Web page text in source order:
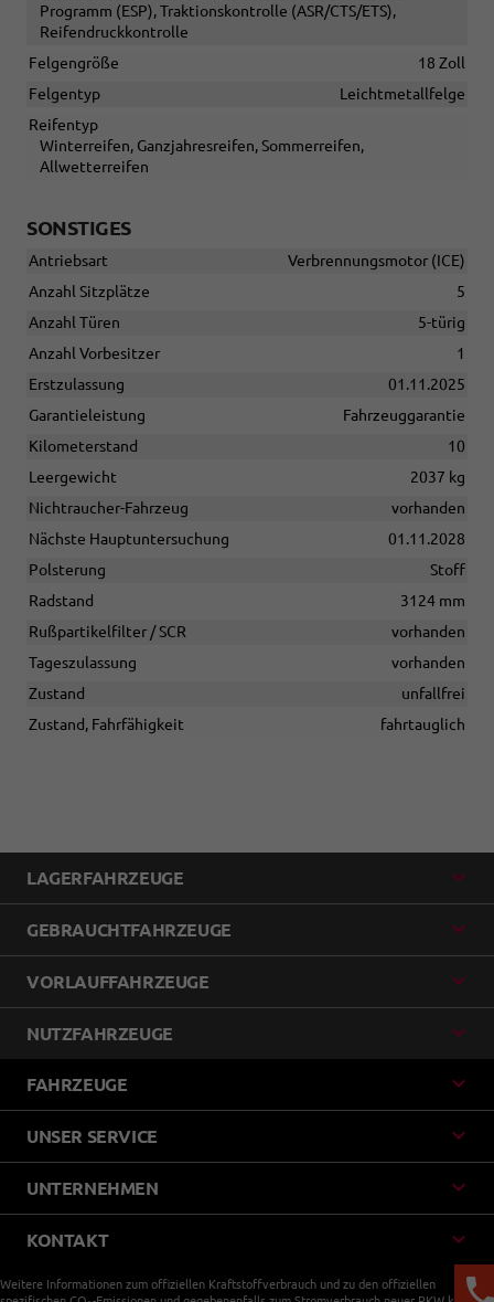
Programm (ESP), Traktionskontrolle (ASR/CTS/ETS),
Reifendruckkontrolle
Felgengröße
18 Zoll
Felgentyp
Leichtmetallfelge
Reifentyp
Winterreifen, Ganzjahresreifen, Sommerreifen,
Allwetterreifen
SONSTIGES
Antriebsart
Verbrennungsmotor (ICE)
Anzahl Sitzplätze
5
Anzahl Türen
5-türig
Anzahl Vorbesitzer
1
Erstzulassung
01.11.2025
Garantieleistung
Fahrzeuggarantie
Kilometerstand
10
Leergewicht
2037 kg
Nichtraucher-Fahrzeug
vorhanden
Nächste Hauptuntersuchung
01.11.2028
Polsterung
Stoff
Radstand
3124 mm
Rußpartikelfilter / SCR
vorhanden
Tageszulassung
vorhanden
Zustand
unfallfrei
Zustand, Fahrfähigkeit
fahrtauglich
LAGERFAHRZEUGE
GEBRAUCHTFAHRZEUGE
VORLAUFFAHRZEUGE
NUTZFAHRZEUGE
FAHRZEUGE
UNSER SERVICE
UNTERNEHMEN
KONTAKT
Weitere Informationen zum offiziellen Kraftstoffverbrauch und zu den offiziellen